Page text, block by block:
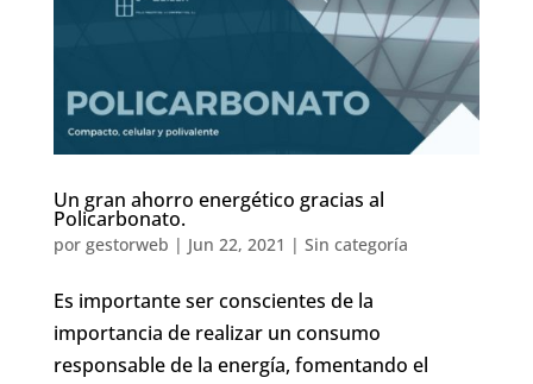
Un gran ahorro energético gracias al
Policarbonato.
por gestorweb | Jun 22, 2021 | Sin categoría
Es importante ser conscientes de la
importancia de realizar un consumo
responsable de la energía, fomentando el